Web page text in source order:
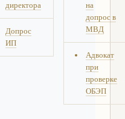
директора
Допрос
ИП
на
допрос в
МВД
Адвокат
при
проверке
ОБЭП